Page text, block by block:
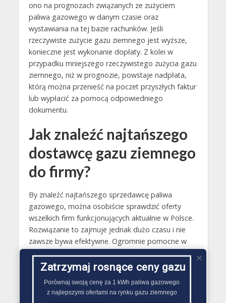
ono na prognozach związanych ze zużyciem
paliwa gazowego w danym czasie oraz
wystawiania na tej bazie rachunków. Jeśli
rzeczywiste zużycie gazu ziemnego jest wyższe,
konieczne jest wykonanie dopłaty. Z kolei w
przypadku mniejszego rzeczywistego zużycia gazu
ziemnego, niż w prognozie, powstaje nadpłata,
którą można przenieść na poczet przyszłych faktur
lub wypłacić za pomocą odpowiedniego
dokumentu.
Jak znaleźć najtańszego
dostawcę gazu ziemnego
do firmy?
By znaleźć najtańszego sprzedawcę paliwa
gazowego, można osobiście sprawdzić oferty
wszelkich firm funkcjonujących aktualnie w Polsce.
Rozwiązanie to zajmuje jednak dużo czasu i nie
zawsze bywa efektywne. Ogromnie pomocne w
takim przypadku są wobec tego wszelkiego
rodzaju porównywarki sprzedawców gazu
ziemnego. Umożliwiają one bowiem w prosty i
szybki sposób sprawdzić paru sprzedawców
Zatrzymaj rosnące ceny gazu
Porównaj swoją cenę za 1 kWh paliwa gazowego
z najlepszymi ofertami na rynku gazu ziemnego